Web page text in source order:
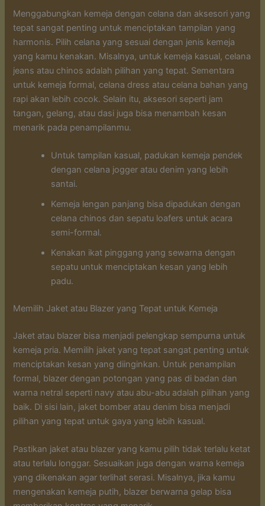
Menggabungkan kemeja dengan celana dan aksesori yang
tepat sangat penting untuk menciptakan tampilan yang
harmonis. Pilih celana yang sesuai dengan jenis kemeja
yang kamu kenakan. Misalnya, untuk kemeja kasual, celana
jeans atau chinos adalah pilihan yang tepat. Sementara
untuk kemeja formal, celana dress atau celana bahan yang
rapi akan lebih cocok. Selain itu, aksesori seperti jam
tangan, gelang, atau dasi juga bisa menambah kesan
menarik pada penampilanmu.
Untuk tampilan kasual, padukan kemeja pendek
dengan celana jogger atau denim yang lebih
santai.
Kemeja lengan panjang bisa dipadukan dengan
celana chinos dan sepatu loafers untuk acara
semi-formal.
Kenakan ikat pinggang yang sewarna dengan
sepatu untuk menciptakan kesan yang lebih
padu.
Memilih Jaket atau Blazer yang Tepat untuk Kemeja
Jaket atau blazer bisa menjadi pelengkap sempurna untuk
kemeja pria. Memilih jaket yang tepat sangat penting untuk
menciptakan kesan yang diinginkan. Untuk penampilan
formal, blazer dengan potongan yang pas di badan dan
warna netral seperti navy atau abu-abu adalah pilihan yang
baik. Di sisi lain, jaket bomber atau denim bisa menjadi
pilihan yang tepat untuk gaya yang lebih kasual.
Pastikan jaket atau blazer yang kamu pilih tidak terlalu ketat
atau terlalu longgar. Sesuaikan juga dengan warna kemeja
yang dikenakan agar terlihat serasi. Misalnya, jika kamu
mengenakan kemeja putih, blazer berwarna gelap bisa